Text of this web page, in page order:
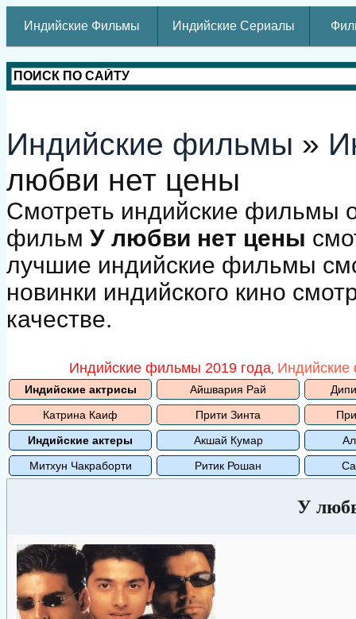
Индийские Фильмы Индийские Сериалы
Индийские фильмы »
любви нет цены
Смотреть индийские фильмы
фильм У любви нет цены
лучшие индийские фильмы
новинки индийского кино
качестве.
Индийские фильмы 2019 года,
Индийские актрисы Айшвария Рай
Катрина Каиф
Прити Зинта
Индийские актеры
Акшай Кумар
Митхун Чакраборти
Ритик Рошан
У